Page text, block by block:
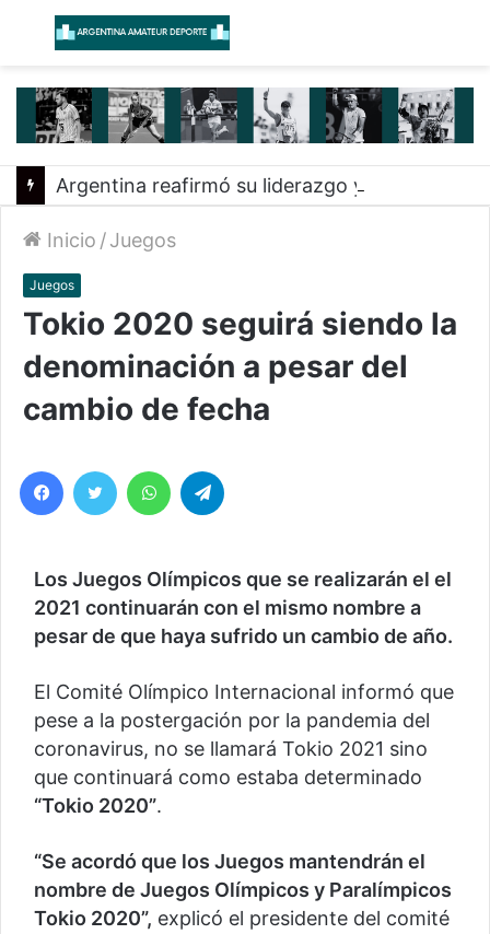
Menú
Inicio /Juegos
Juegos
Tokio 2020 seguirá siendo la
denominación a pesar del
cambio de fecha
Facebook
Twitter WhatsApp
Los Juegos Olímpicos que se realizarán el el
2021 continuarán con el mismo nombre a
pesar de que haya sufrido un cambio de año.
El Comité Olímpico Internacional informó que
pese a la postergación por la pandemia del
coronavirus, no se llamará Tokio 2021 sino
que continuará como estaba determinado
“Tokio 2020”.
“Se acordó que los Juegos mantendrán el
nombre de Juegos Olímpicos y Paralímpicos
Tokio 2020”, explicó el presidente del comité